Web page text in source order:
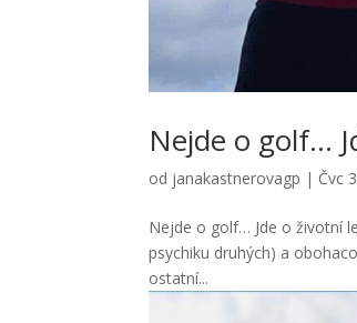
Nejde o golf…
od janakastnerovagp | Čvc
Nejde o golf… Jde o životní
psychiku druhých) a
ostatní...